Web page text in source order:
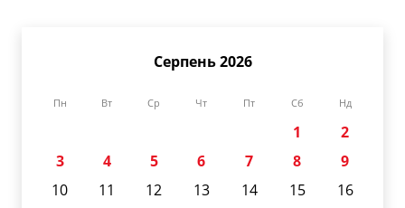
Серпень 2026
Пн Вт Ср Чт Пт Сб Нд
1
2
3
4 5 6 7 8
9
10
11 12 13 14 15
16